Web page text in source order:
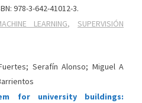
978-3-642-41012-3.
LEARNING,SUPERVISIÓN
Serafín Alonso; Miguel A
for university buildings: